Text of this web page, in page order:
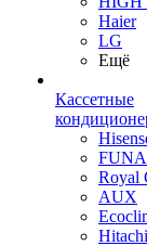
Haier
LG
Ещё
Кассетные
Royal
AUX
Hitachi